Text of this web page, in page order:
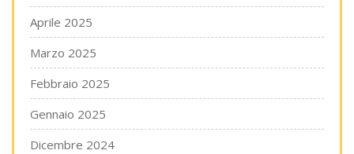
Aprile 2025
Marzo 2025
Febbraio 2025
Gennaio 2025
Dicembre 2024